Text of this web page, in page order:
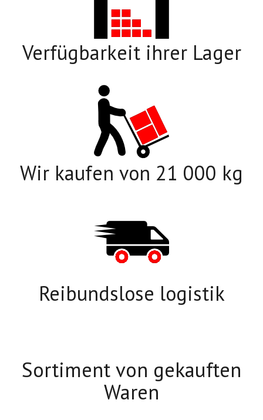
Verfügbarkeit ihrer Lager
Wir kaufen von 21 000 kg
Reibundslose logistik
Sortiment von gekauften
Waren